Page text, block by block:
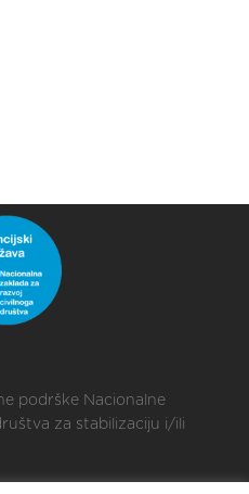
podrške Nacionalne
za stabilizaciju i/ili